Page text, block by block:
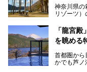
神奈川県に
など、“非
う」とい
そこで今回
業」「駅
今の気分に
神奈川県の
リゾーツ）
「箱根仙
「ザ・プ
プ（旗艦
昭和の日本
に建てた桃
「龍宮
を眺める
首都圏から
かでも芦ノ